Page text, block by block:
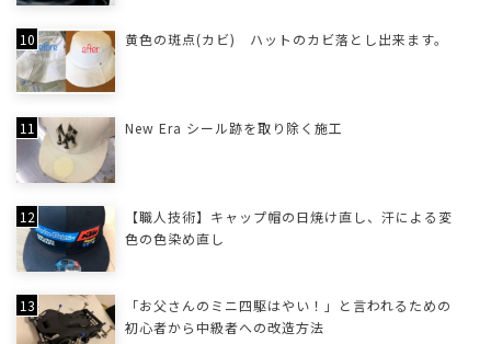
黄色の斑点(カビ) ハットのカビ落とし出来ます。
New Era シール跡を取り除く施工
【職人技術】キャップ帽の日焼け直し、汗による変
色の色染め直し
「お父さんのミニ四駆はやい！」と言われるための
初心者から中級者への改造方法